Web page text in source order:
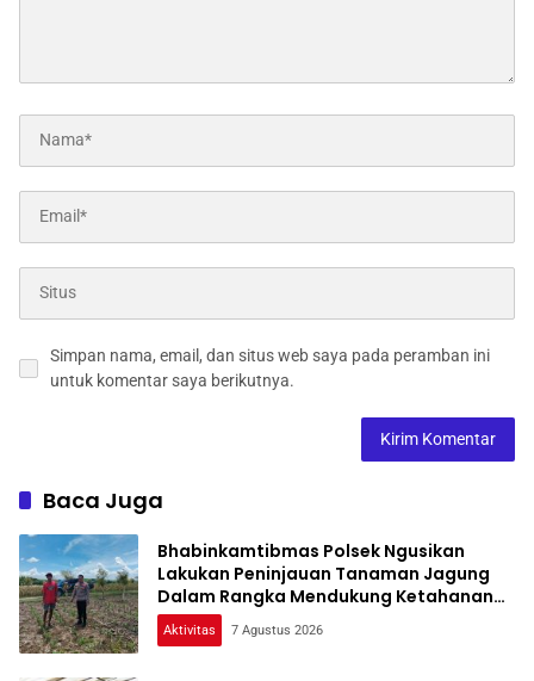
Simpan nama, email, dan situs web saya pada peramban ini
untuk komentar saya berikutnya.
Baca Juga
Bhabinkamtibmas Polsek Ngusikan
Lakukan Peninjauan Tanaman Jagung
Dalam Rangka Mendukung Ketahanan
Pangan
Aktivitas 7 Agustus 2026